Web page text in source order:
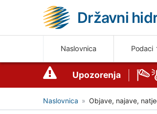
Državni
Naslovnica Podaci
Upozorenja
Naslovnica Objave, najave,